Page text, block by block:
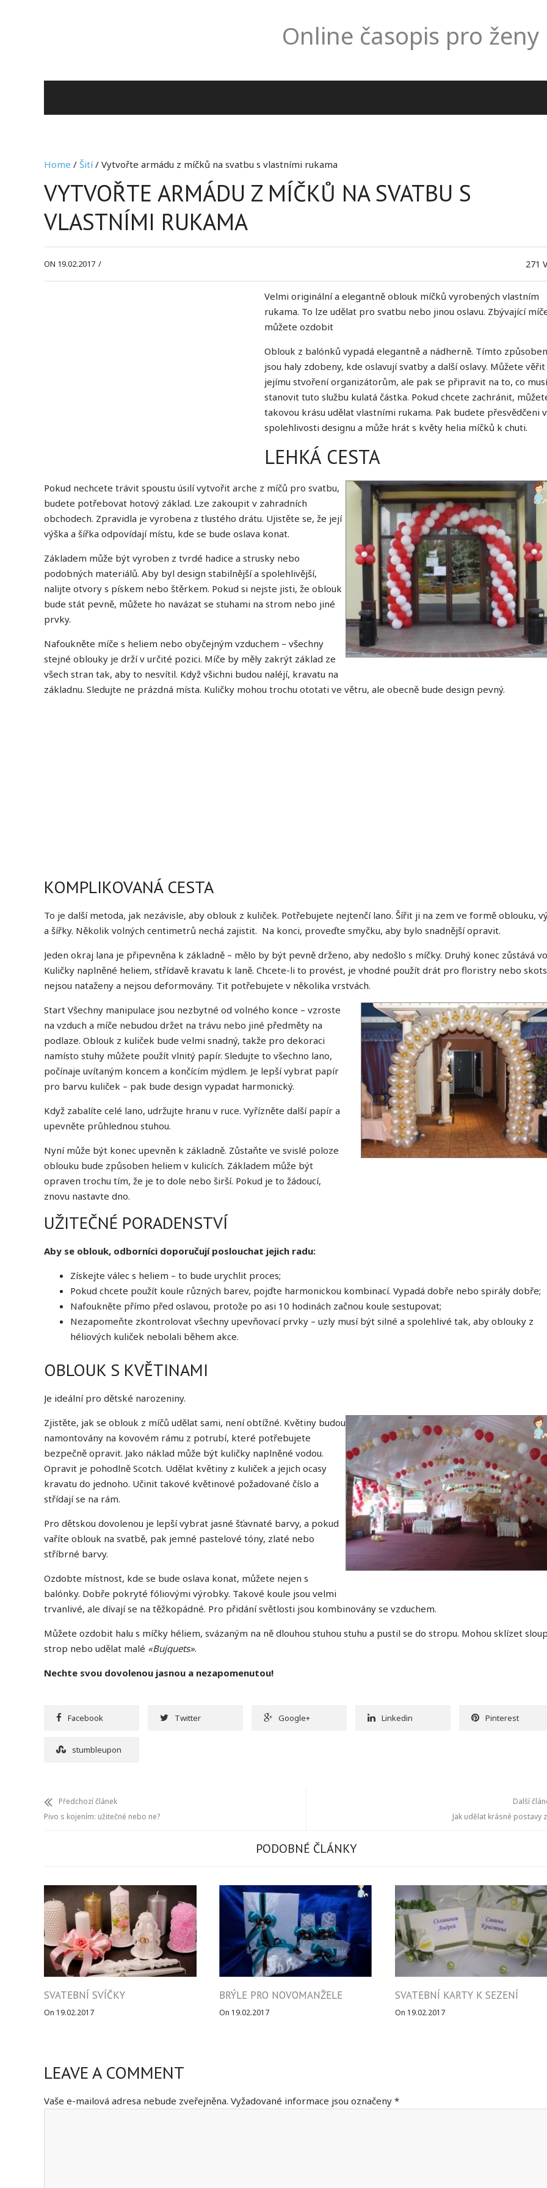
Online časopis pro ženy
Home / Šití/ Vytvořte armádu z míčků na svatbu s vlastními rukama
VYTVOŘTE ARMÁDU Z MÍČKŮ NA SVATBU S
VLASTNÍMI RUKAMA
ON 19.02.2017 / 271
Velmi originální a elegantně oblouk míčků vyrobených vlastním
rukama. To lze udělat pro svatbu nebo jinou oslavu. Zbývající
můžete ozdobit
Oblouk z balónků vypadá elegantně a nádherně. Tímto
jsou haly zdobeny, kde oslavují svatby a další oslavy. Můžete věřit
jejímu stvoření organizátorům, ale pak se připravit na to, co
stanovit tuto službu kulatá částka. Pokud chcete zachránit,
takovou krásu udělat vlastními rukama. Pak budete přesvědčeni
spolehlivosti designu a může hrát s květy helia míčků k chuti.
LEHKÁ CESTA
Pokud nechcete trávit spoustu úsilí vytvořit arche z míčů pro svatbu,
budete potřebovat hotový základ. Lze zakoupit v zahradních
obchodech. Zpravidla je vyrobena z tlustého drátu. Ujistěte se, že její
výška a šířka odpovídají místu, kde se bude oslava konat.
Základem může být vyroben z tvrdé hadice a strusky nebo
podobných materiálů. Aby byl design stabilnější a spolehlivější,
nalijte otvory s pískem nebo štěrkem. Pokud si nejste jisti, že oblouk
bude stát pevně, můžete ho navázat se stuhami na strom nebo jiné
prvky.
Nafoukněte míče s heliem nebo obyčejným vzduchem – všechny
stejné oblouky je drží v určité pozici. Míče by měly zakrýt základ ze
všech stran tak, aby to nesvítil. Když všichni budou naléjí, kravatu na
základnu. Sledujte ne prázdná místa. Kuličky mohou trochu ototati ve větru, ale obecně bude design pevný.
KOMPLIKOVANÁ CESTA
To je další metoda, jak nezávisle, aby oblouk z kuliček. Potřebujete nejtenčí lano. Šířit ji na zem ve formě oblouku,
a šířky. Několik volných centimetrů nechá zajistit. Na konci, proveďte smyčku, aby bylo snadnější opravit.
Jeden okraj lana je připevněna k základně – mělo by být pevně drženo, aby nedošlo s míčky. Druhý konec zůstává
Kuličky naplněné heliem, střídavě kravatu k laně. Chcete-li to provést, je vhodné použít drát pro floristry nebo
nejsou nataženy a nejsou deformovány. Tit potřebujete v několika vrstvách.
Start Všechny manipulace jsou nezbytné od volného konce – vzroste
na vzduch a míče nebudou držet na trávu nebo jiné předměty na
podlaze. Oblouk z kuliček bude velmi snadný, takže pro dekoraci
namísto stuhy můžete použít vlnitý papír. Sledujte to všechno lano,
počínaje uvítaným koncem a končícím mýdlem. Je lepší vybrat papír
pro barvu kuliček – pak bude design vypadat harmonický.
Když zabalíte celé lano, udržujte hranu v ruce. Vyřízněte další papír a
upevněte průhlednou stuhou.
Nyní může být konec upevněn k základně. Zůstaňte ve svislé poloze
oblouku bude způsoben heliem v kulicích. Základem může být
opraven trochu tím, že je to dole nebo širší. Pokud je to žádoucí,
znovu nastavte dno.
UŽITEČNÉ PORADENSTVÍ
Aby se oblouk, odborníci doporučují poslouchat jejich radu:
Získejte válec s heliem – to bude urychlit proces;
Pokud chcete použít koule různých barev, pojďte harmonickou kombinací. Vypadá dobře nebo spirály dobře;
Nafoukněte přímo před oslavou, protože po asi 10 hodinách začnou koule sestupovat;
Nezapomeňte zkontrolovat všechny upevňovací prvky – uzly musí být silné a spolehlivé tak, aby oblouky z
héliových kuliček nebolali během akce.
OBLOUK S KVĚTINAMI
Je ideální pro dětské narozeniny.
Zjistěte, jak se oblouk z míčů udělat sami, není obtížné. Květiny budou
namontovány na kovovém rámu z potrubí, které potřebujete
bezpečně opravit. Jako náklad může být kuličky naplněné vodou.
Opravit je pohodlně Scotch. Udělat květiny z kuliček a jejich ocasy
kravatu do jednoho. Učinit takové květinové požadované číslo a
střídají se na rám.
Pro dětskou dovolenou je lepší vybrat jasné šťavnaté barvy, a pokud
vaříte oblouk na svatbě, pak jemné pastelové tóny, zlaté nebo
stříbrné barvy.
Ozdobte místnost, kde se bude oslava konat, můžete nejen s
balónky. Dobře pokryté fóliovými výrobky. Takové koule jsou velmi
trvanlivé, ale dívají se na těžkopádné. Pro přidání světlosti jsou kombinovány se vzduchem.
Můžete ozdobit halu s míčky héliem, svázaným na ně dlouhou stuhou stuhu a pustil se do stropu. Mohou sklízet
strop nebo udělat malé «Bujquets».
Nechte svou dovolenou jasnou a nezapomenutou!
Facebook Twitter Google+ Linkedin Pinterest
stumbleupon
Předchozí článek
Pivo s kojením: užitečné nebo ne?
Další
Jak udělat krásné postavy
PODOBNÉ ČLÁNKY
SVATEBNÍ SVÍČKY
On 19.02.2017
BRÝLE PRO NOVOMANŽELE
On 19.02.2017
SVATEBNÍ KARTY K SEZENÍ
On 19.02.2017
LEAVE A COMMENT
Vaše e-mailová adresa nebude zveřejněna. Vyžadované informace jsou označeny *